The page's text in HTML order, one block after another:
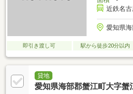
近鉄名
愛知県
即引き渡し可 駅から徒歩20分以内
貸地
愛知県海部郡蟹江町大字蟹